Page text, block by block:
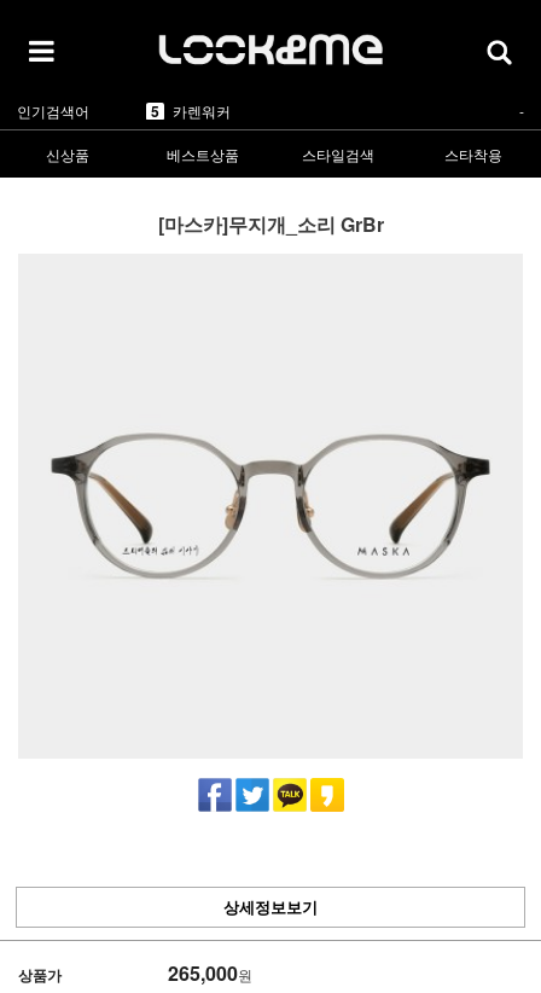
인기검색어 1 라피스센시블레 ▲2
2 마스카 ▲5
린드버그
4
라피스센시블레
신상품 베스트상품 스타일검색 스타착용
[마스카]무지개_소리 GrBr
상세정보보기
상품가 265,000원